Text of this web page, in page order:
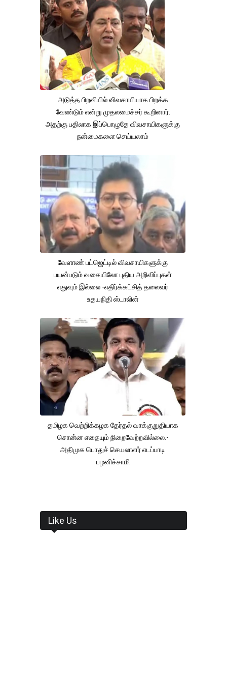
அடுத்த பிறவியில் விவசாயியாக பிறக்க
வேண்டும் என்று முதலமைச்சர் கூறினார்.
அதற்கு பதிலாக இப்பொழுதே விவசாயிகளுக்கு
நன்மைகளை செய்யலாம்
வேளாண் பட்ஜெட்டில் விவசாயிகளுக்கு
பயன்படும் வகையிலோ புதிய அறிவிப்புகள்
எதுவும் இல்லை -எதிர்க்கட்சித் தலைவர்
உதயநிதி ஸ்டாலின்
தமிழக வெற்றிக்கழக தேர்தல் வாக்குறுதியாக
சொன்ன எதையும் நிறைவேற்றவில்லை.-
அதிமுக பொதுச் செயலாளர் எடப்பாடி
பழனிச்சாமி
Like Us